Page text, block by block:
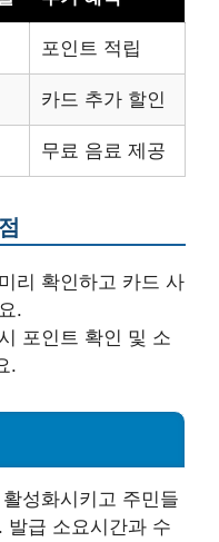
포인트 적립
카드 추가 할인
무료 음료 제공
리 확인하고 카드 사
.
포인트 확인 및 소
.
성화시키고 주민들
발급 소요시간과 수